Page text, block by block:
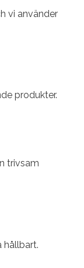
vi använder
produkter.
trivsam
hållbart.